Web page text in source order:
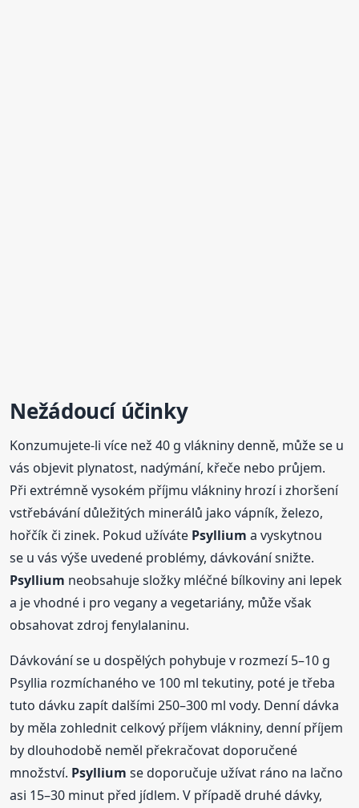
Nežádoucí účinky
Konzumujete-li více než 40 g vlákniny denně, může se u
vás objevit plynatost, nadýmání, křeče nebo průjem.
Při extrémně vysokém příjmu vlákniny hrozí i zhoršení
vstřebávání důležitých minerálů jako vápník, železo,
hořčík či zinek. Pokud užíváte Psyllium a vyskytnou
se u vás výše uvedené problémy, dávkování snižte.
Psyllium neobsahuje složky mléčné bílkoviny ani lepek
a je vhodné i pro vegany a vegetariány, může však
obsahovat zdroj fenylalaninu.
Dávkování se u dospělých pohybuje v rozmezí 5–10 g
Psyllia rozmíchaného ve 100 ml tekutiny, poté je třeba
tuto dávku zapít dalšími 250–300 ml vody. Denní dávka
by měla zohlednit celkový příjem vlákniny, denní příjem
by dlouhodobě neměl překračovat doporučené
množství. Psyllium se doporučuje užívat ráno na lačno
asi 15–30 minut před jídlem. V případě druhé dávky,